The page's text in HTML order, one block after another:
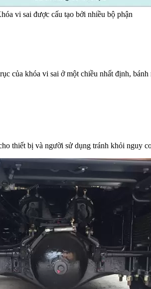
vi sai được cấu tạo bởi nhiều bộ phận
của khóa vi sai ở một chiều nhất định,
thiết bị và người sử dụng tránh khỏi nguy